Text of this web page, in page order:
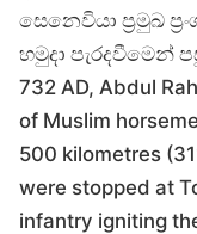
සෙනෙවියා ප්‍රමුඛ
හමුදා පැරදවීමෙන්
732 AD, Abdul
of Muslim
500 kilometres
were stopped at
infantry igniting